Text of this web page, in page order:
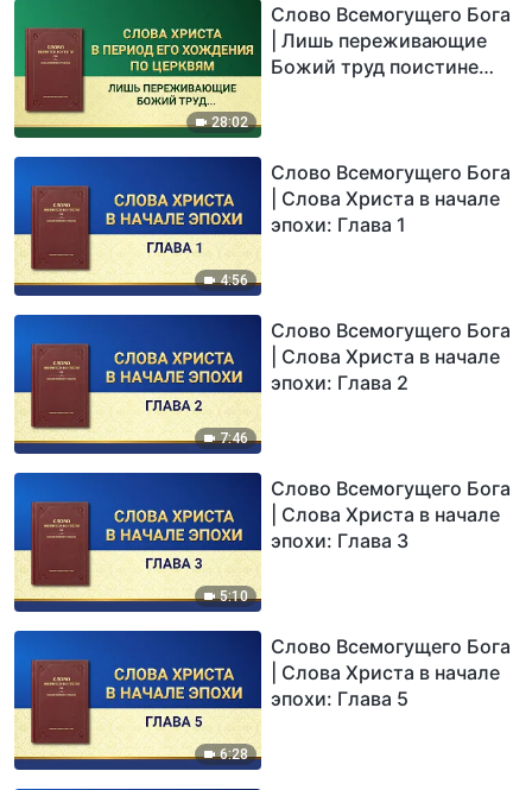
28:02
Слово Всемогущего Бога
| Лишь переживающие
Божий труд поистине
4:56
Слово Всемогущего Бога
| Слова Христа в начале
эпохи: Глава 1
7:46
Слово Всемогущего Бога
| Слова Христа в начале
эпохи: Глава 2
5:10
Слово Всемогущего Бога
| Слова Христа в начале
эпохи: Глава 3
6:28
Слово Всемогущего Бога
| Слова Христа в начале
эпохи: Глава 5